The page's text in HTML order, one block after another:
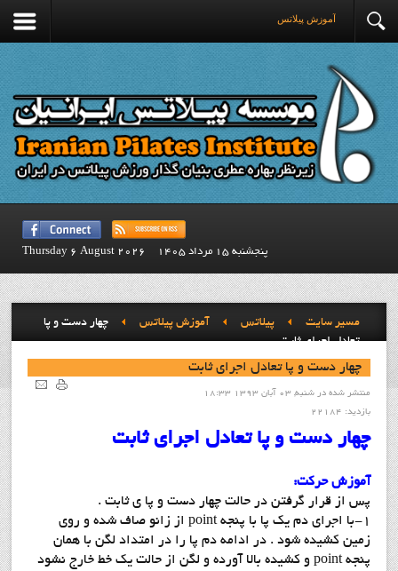
آموزش پيلاتس
پنجشنبه 15 مرداد 1405 Thursday 6 August 2026
مسیر سایت پيلاتس آموزش پيلاتس
چهار دست و پا
تعادل اجراي ثابت
چهار دست و پا تعادل اجراي ثابت
منتشر شده در شنبه, 03 آبان 1393 18:33
بازدید: 22184
چهار دست و پا تعادل اجراي ثابت
آموزش حركت:
پس از قرار گرفتن در حالت چهار دست و پا ي ثابت .
1-با اجراي دم يك پا با پنجه point از زانو صاف شده و روي
زمين كشيده شود . در ادامه دم پا را در امتداد لگن با همان
پنجه point و كشيده بالا آورده و لگن از حالت يك خط خارج نشود